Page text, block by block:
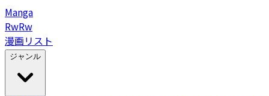
Manga
RwRw
漫画リスト
ジャンル